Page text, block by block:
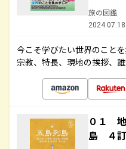
旅の図鑑
今こそ学びたい世界のこと
宗教、特長、現地の挨拶、
０１
島 ４